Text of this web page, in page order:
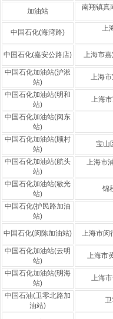
加油站
南翔镇真
中国石化(海湾路)
上
中国石化(嘉安公路店) 上海市
中国石化加油站(沪淞
站)
上海
中国石化加油站(明和
站)
上海
中国石化加油站(闵东
站)
中国石化加油站(顾村
站)
宝山
中国石化加油站(航头
站)
上海市
中国石化加油站(敏光
站)
锦
中国石化(护民路加油
站)
中国石化(闵陈加油站) 上海市闵
中国石化加油站(云明
站)
上海市
中国石化加油站(明海
站)
上海
中国石油(卫零北路加
油站)